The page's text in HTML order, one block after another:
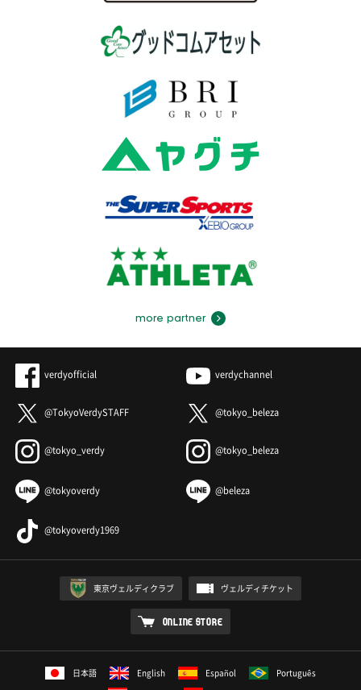
more partner
verdyofficial verdychannel
@TokyoVerdySTAFF @tokyo_beleza
@tokyo_verdy @tokyo_beleza
@tokyoverdy @beleza
@tokyoverdy1969
東京ヴェルディクラブ ヴェルディチケット
ONLINE STORE
日本語 English Español
Português